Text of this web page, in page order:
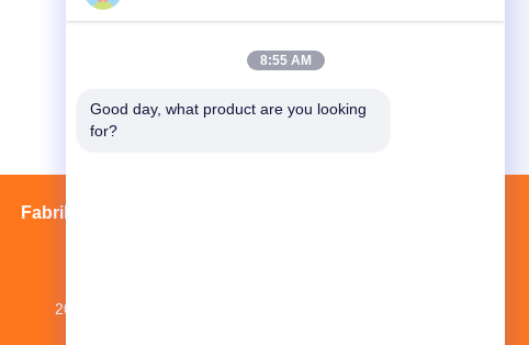
Fabrika turu
20. kat, NO.1 NEW WORLD BILDING,
8:55 AM
Good day, what product are you looking
for?